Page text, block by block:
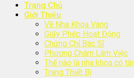
Trang Chủ
Giới Thiệu
Về Nha Khoa Vàng
Giấy Phép Hoạt Động
Chứng Chỉ Bác Sĩ
Phương Châm Làm Việc
Thế nào là nha khoa có
Trang Thiết Bị